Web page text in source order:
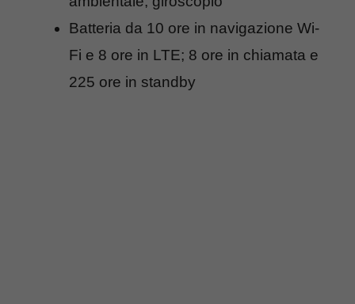
Batteria da 10 ore in navigazione Wi-
Fi e 8 ore in LTE; 8 ore in chiamata e
225 ore in standby